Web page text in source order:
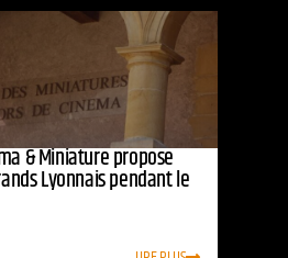
& Miniature propose
Lyonnais pendant le